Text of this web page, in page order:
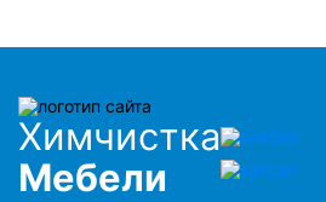
Химчистка
Мебели